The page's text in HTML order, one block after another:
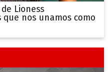
Lioness
que nos unamos como